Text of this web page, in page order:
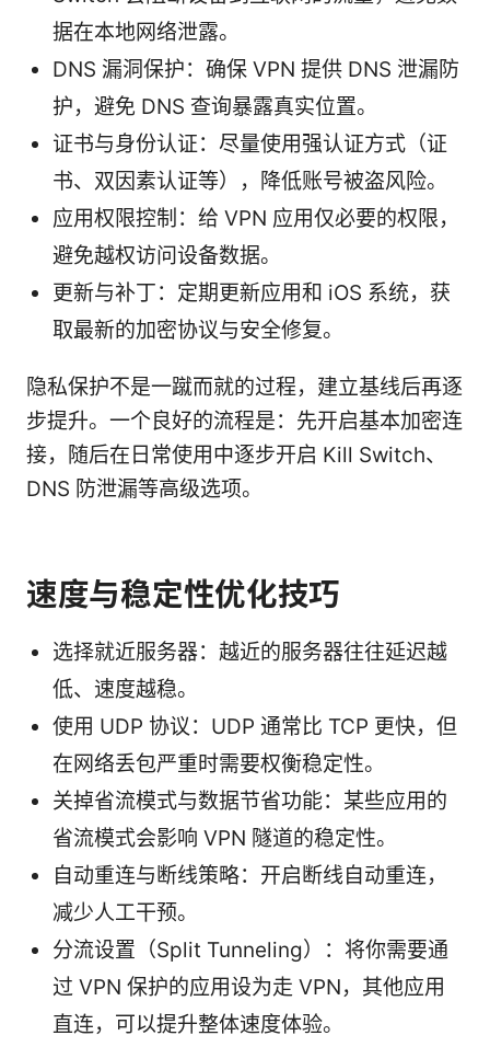
据在本地网络泄露。
DNS 漏洞保护：确保 VPN 提供 DNS 泄漏防
护，避免 DNS 查询暴露真实位置。
证书与身份认证：尽量使用强认证方式（证
书、双因素认证等），降低账号被盗风险。
应用权限控制：给 VPN 应用仅必要的权限，
避免越权访问设备数据。
更新与补丁：定期更新应用和 iOS 系统，获
取最新的加密协议与安全修复。
隐私保护不是一蹴而就的过程，建立基线后再逐
步提升。一个良好的流程是：先开启基本加密连
接，随后在日常使用中逐步开启 Kill Switch、
DNS 防泄漏等高级选项。
速度与稳定性优化技巧
选择就近服务器：越近的服务器往往延迟越
低、速度越稳。
使用 UDP 协议：UDP 通常比 TCP 更快，但
在网络丢包严重时需要权衡稳定性。
关掉省流模式与数据节省功能：某些应用的
省流模式会影响 VPN 隧道的稳定性。
自动重连与断线策略：开启断线自动重连，
减少人工干预。
分流设置（Split Tunneling）：将你需要通
过 VPN 保护的应用设为走 VPN，其他应用
直连，可以提升整体速度体验。